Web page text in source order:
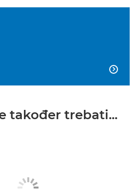

također trebati...